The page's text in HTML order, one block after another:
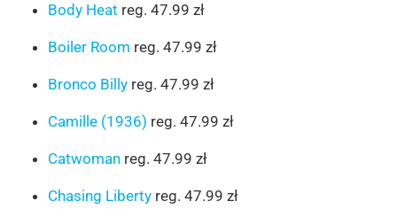
Body Heat reg. 47.99 zł
Boiler Room reg. 47.99 zł
Bronco Billyreg. 47.99 zł
Camille (1936) reg. 47.99 zł
Catwomanreg. 47.99 zł
Chasing Libertyreg. 47.99 zł